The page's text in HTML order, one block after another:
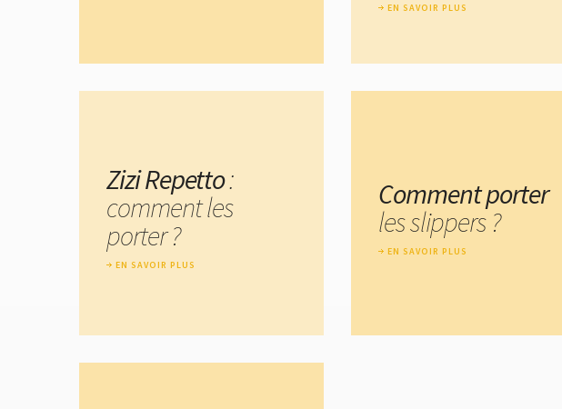
EN SAVOIR PLUS
Zizi Repetto:
comment les
porter ?
EN SAVOIR PLUS
Comment porter
les slippers ?
EN SAVOIR PLUS